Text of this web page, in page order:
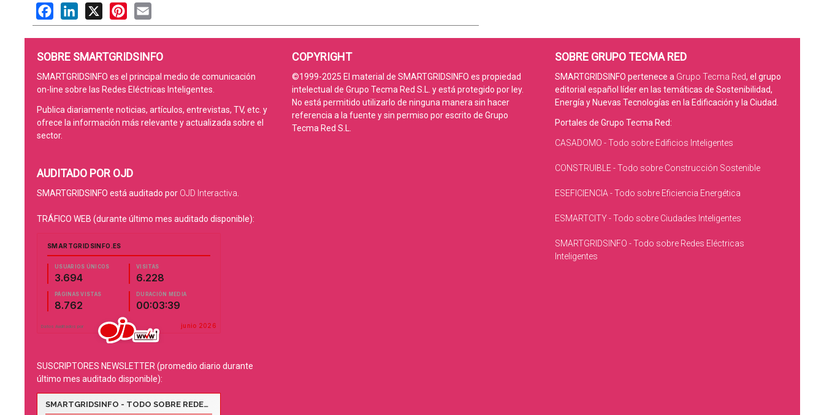
FacebookLinkedIn
X PinterestEmail
SOBRE SMARTGRIDSINFO
SMARTGRIDSINFO es el principal medio de comunicación
on-line sobre las Redes Eléctricas Inteligentes.
Publica diariamente noticias, artículos, entrevistas, TV, etc. y
ofrece la información más relevante y actualizada sobre el
sector.
AUDITADO POR OJD
SMARTGRIDSINFO está auditado por OJD Interactiva
TRÁFICO WEB (durante último mes auditado disponible):
SUSCRIPTORES NEWSLETTER (promedio diario durante
último mes auditado disponible):
COPYRIGHT
©1999-2025 El material de SMARTGRIDSINFO es propiedad
intelectual de Grupo Tecma Red S.L. y está protegido por ley.
No está permitido utilizarlo de ninguna manera sin hacer
referencia a la fuente y sin permiso por escrito de Grupo
Tecma Red S.L.
SOBRE GRUPO TECMA RED
SMARTGRIDSINFO pertenece a Grupo Tecma Red, el grupo
editorial español líder en las temáticas de Sostenibilidad,
Energía y Nuevas Tecnologías en la Edificación y la Ciudad.
Portales de Grupo Tecma Red:
CASADOMO - Todo sobre Edificios Inteligentes
CONSTRUIBLE - Todo sobre Construcción Sostenible
ESEFICIENCIA - Todo sobre Eficiencia Energética
ESMARTCITY - Todo sobre Ciudades Inteligentes
SMARTGRIDSINFO - Todo sobre Redes Eléctricas
Inteligentes